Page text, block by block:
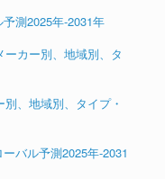
測2025年-2031年
カー別、地域別、タ
、地域別、タイプ・
バル予測2025年-2031